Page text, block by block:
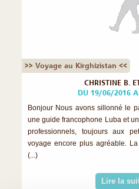
>> Voyage au Kirghizistan <<
CHRISTINE B.
DU 19/06/2016
Bonjour Nous avons sillonné le
une guide francophone Luba et
professionnels, toujours aux
voyage encore plus agréable.
(...)
Lire la